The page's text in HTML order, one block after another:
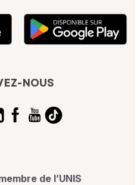
NOUS
de l’UNIS